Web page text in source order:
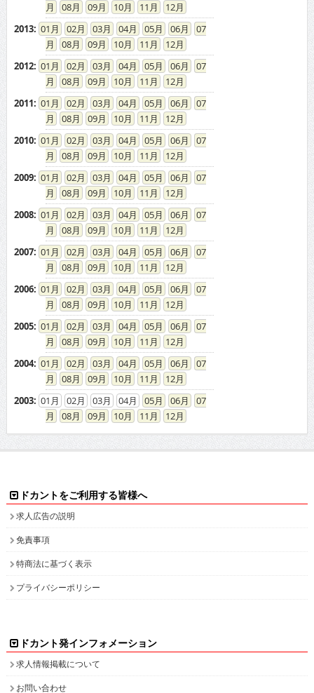
08
09 10 11
12
2013: 01 02 03 04 05 06
07
08
09 10 11
12
2012: 01 02 03 04 05 06
07
08
09 10 11
12
2011: 01 02 03 04 05 06
07
08
09 10 11
12
2010: 01 02 03 04 05 06
07
08
09 10 11
12
2009: 01 02 03 04 05 06
07
08
09 10 11
12
2008: 01 02 03 04 05 06
07
08
09 10 11
12
2007: 01 02 03 04 05 06
07
08
09 10 11
12
2006: 01 02 03 04 05 06
07
08
09 10 11
12
2005: 01 02 03 04 05 06
07
08
09 10 11
12
2004: 01 02 03 04 05 06
07
08
09 10 11
12
2003: 01 02 03 04 05 06
07
08
09 10 11 12
ドカントをご利用する皆様へ
求人広告の説明
免責事項
特商法に基づく表示
プライバシーポリシー
ドカント発インフォメーション
求人情報掲載について
お問い合わせ